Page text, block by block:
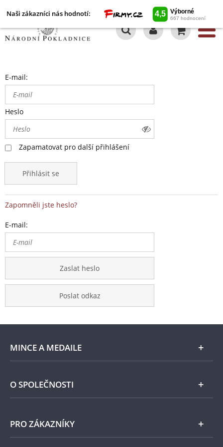
Naši zákazníci nás hodnotí:
E-mail:
Heslo
Zapamatovat pro další přihlášení
Přihlásit se
Zapomněli jste heslo?
E-mail:
Zaslat heslo
Poslat odkaz
MINCE A MEDAILE
E-shop
Stříbro
O SPOLEČNOSTI
Národní Pokladnice
PRO ZÁKAZNÍKY